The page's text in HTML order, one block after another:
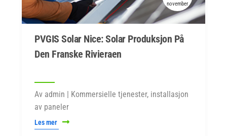
november
PVGIS Solar Nice: Solar Produksjon På
Den Franske Rivieraen
Av admin | Kommersielle tjenester, installasjon
av paneler
Les mer